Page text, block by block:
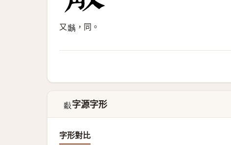
又𧥚 ，同。
𣀣 字源字形
字形對比